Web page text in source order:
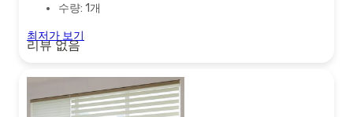
수량: 1개
최저가 보기
리뷰 없음